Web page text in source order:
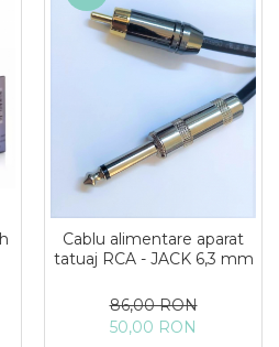
Cablu alimentare aparat
tatuaj RCA - JACK 6,3 mm
86,00 RON
50,00 RON